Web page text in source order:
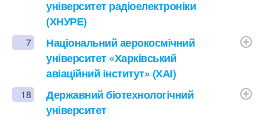
університет радіоелектроніки
(ХНУРЕ)
7
Національний аерокосмічний
університет «Харківський
авіаційний інститут» (ХАІ)
18
Державний біотехнологічний
університет